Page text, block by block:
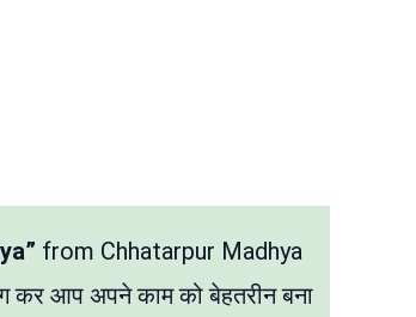
from Chhatarpur Madhya
कर आप अपने काम को बेहतरीन बना